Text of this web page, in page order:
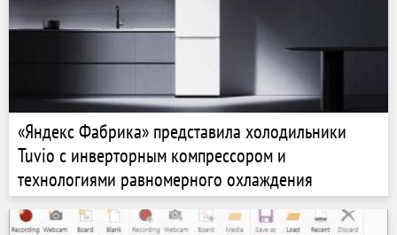
«Яндекс Фабрика» представила холодильники
Tuvio с инверторным компрессором и
технологиями равномерного охлаждения